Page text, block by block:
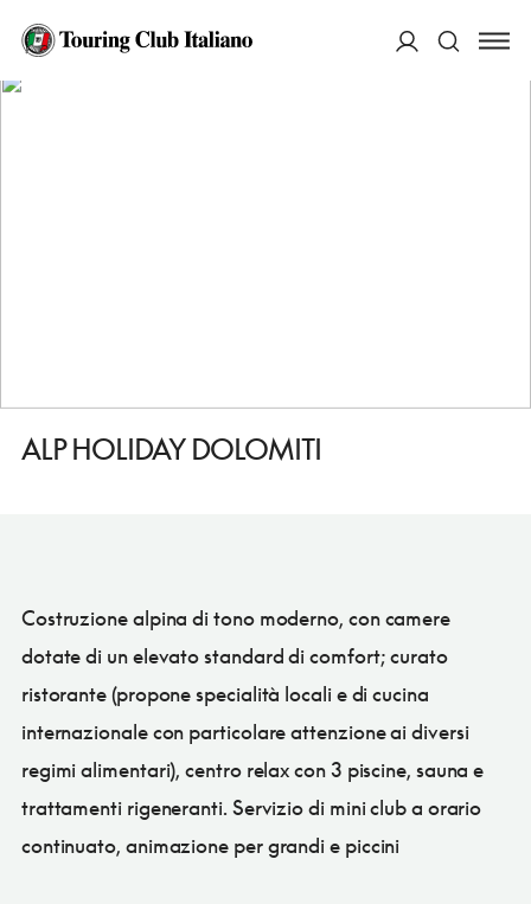
HOME
ALP HOLIDAY DOLOMITI
ALP HOLIDAY DOLOMITI
Costruzione alpina di tono moderno, con camere
dotate di un elevato standard di comfort; curato
ristorante (propone specialità locali e di cucina
internazionale con particolare attenzione ai diversi
regimi alimentari), centro relax con 3 piscine, sauna e
trattamenti rigeneranti. Servizio di mini club a orario
continuato, animazione per grandi e piccini